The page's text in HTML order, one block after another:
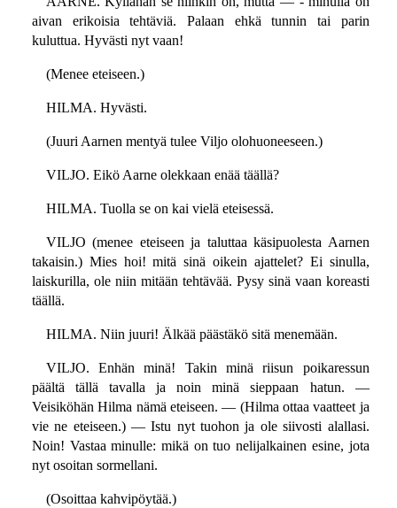
aivan erikoisia tehtäviä. Palaan ehkä tunnin tai parin
kuluttua. Hyvästi nyt vaan!
(Menee eteiseen.)
HILMA. Hyvästi.
(Juuri Aarnen mentyä tulee Viljo olohuoneeseen.)
VILJO. Eikö Aarne olekkaan enää täällä?
HILMA. Tuolla se on kai vielä eteisessä.
VILJO (menee eteiseen ja taluttaa käsipuolesta Aarnen
takaisin.) Mies hoi! mitä sinä oikein ajattelet? Ei sinulla,
laiskurilla, ole niin mitään tehtävää. Pysy sinä vaan koreasti
täällä.
HILMA. Niin juuri! Älkää päästäkö sitä menemään.
VILJO. Enhän minä! Takin minä riisun poikaressun
päältä tällä tavalla ja noin minä sieppaan hatun. —
Veisiköhän Hilma nämä eteiseen. — (Hilma ottaa vaatteet ja
vie ne eteiseen.) — Istu nyt tuohon ja ole siivosti alallasi.
Noin! Vastaa minulle: mikä on tuo nelijalkainen esine, jota
nyt osoitan sormellani.
(Osoittaa kahvipöytää.)